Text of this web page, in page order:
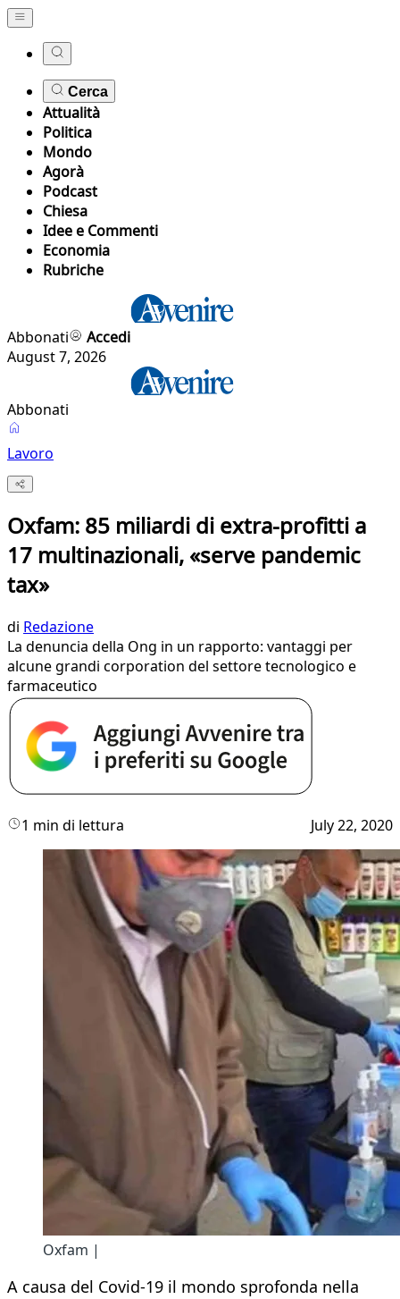
Cerca
Attualità
Politica
Mondo
Agorà
Podcast
Chiesa
Idee e Commenti
Economia
Rubriche
Abbonati
Accedi
August 7, 2026
Abbonati
Lavoro
Oxfam: 85 miliardi di extra-profitti a
17 multinazionali, «serve pandemic
tax»
di Redazione
La denuncia della Ong in un rapporto: vantaggi per
alcune grandi corporation del settore tecnologico e
farmaceutico
1 min di lettura July 22, 2020
Oxfam |
A causa del Covid-19 il mondo sprofonda nella